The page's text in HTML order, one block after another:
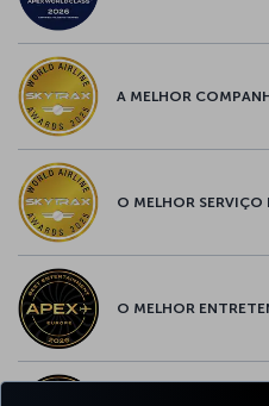
A MELHOR
O MELHOR SERVIÇO
O MELHOR